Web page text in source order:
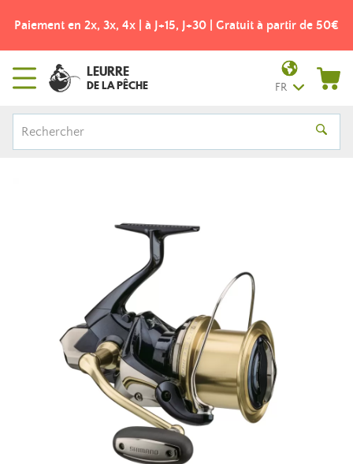
Paiement en 2x, 3x, 4x | à J+15, J+30 | Gratuit à partir de 50€
LEURRE
DE LA PÊCHE FR